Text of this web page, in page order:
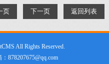
页 下一页 返回列表
All Rights Reserved.
878207675@qq.com